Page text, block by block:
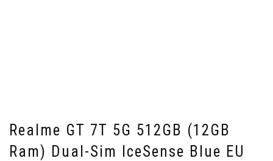
Realme GT 7T 5G 512GB (12GB
Ram) Dual-Sim IceSense Blue EU